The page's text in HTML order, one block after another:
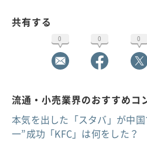
共有する
0 0 0
流通・小売業界のおすすめコ
本気を出した「スタバ」が中
一”成功「KFC」は何をした？